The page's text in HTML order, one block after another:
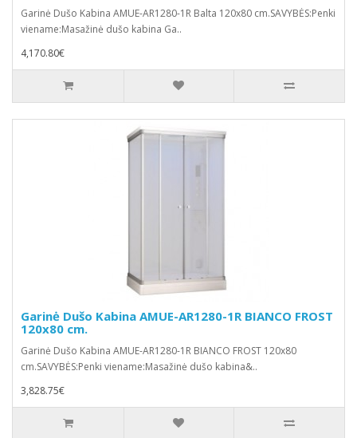
Garinė Dušo Kabina AMUE-AR1280-1R Balta 120x80 cm.SAVYBĖS:Penki
viename:Masažinė dušo kabina Ga..
4,170.80€
Garinė Dušo Kabina AMUE-AR1280-1R BIANCO FROST
120x80 cm.
Garinė Dušo Kabina AMUE-AR1280-1R BIANCO FROST 120x80
cm.SAVYBĖS:Penki viename:Masažinė dušo kabina&..
3,828.75€